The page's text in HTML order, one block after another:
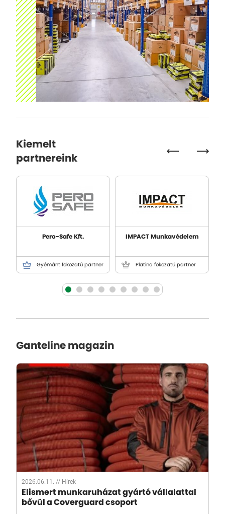
partnereink
Pero-Safe Kft. IMPACT Munkavédelem
2026.06.11. //Hírek
Elismert munkaruházat gyártó vállalattal
bővül a Coverguard csoport
Hamarosan lezárul a sokéves múltra visszatekintő